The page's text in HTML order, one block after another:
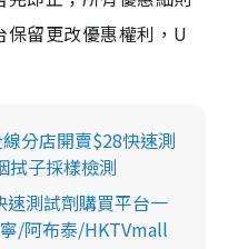
留更改優惠權利，U
分店開賣$28快速測
拭子採樣檢測
速測試劑購買平台一
/阿布泰/HKTVmall